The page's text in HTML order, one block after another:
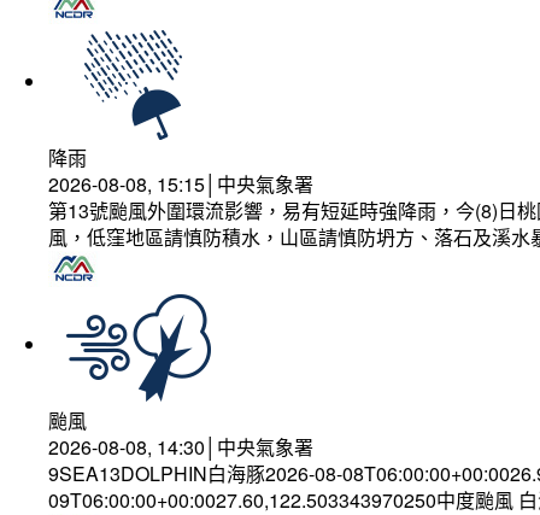
降雨
2026-08-08, 15:15│中央氣象署
第13號颱風外圍環流影響，易有短延時強降雨，今(8)日
風，低窪地區請慎防積水，山區請慎防坍方、落石及溪
颱風
2026-08-08, 14:30│中央氣象署
9SEA13DOLPHIN白海豚2026-08-
09T06:00:00+00:0027.60,122.503343970250中度颱風